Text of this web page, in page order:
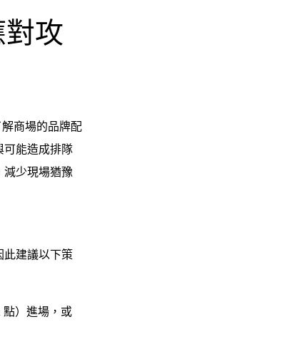
攻
商場的品牌配
可能造成排隊
減少現場猶豫
此建議以下策
點）進場，或